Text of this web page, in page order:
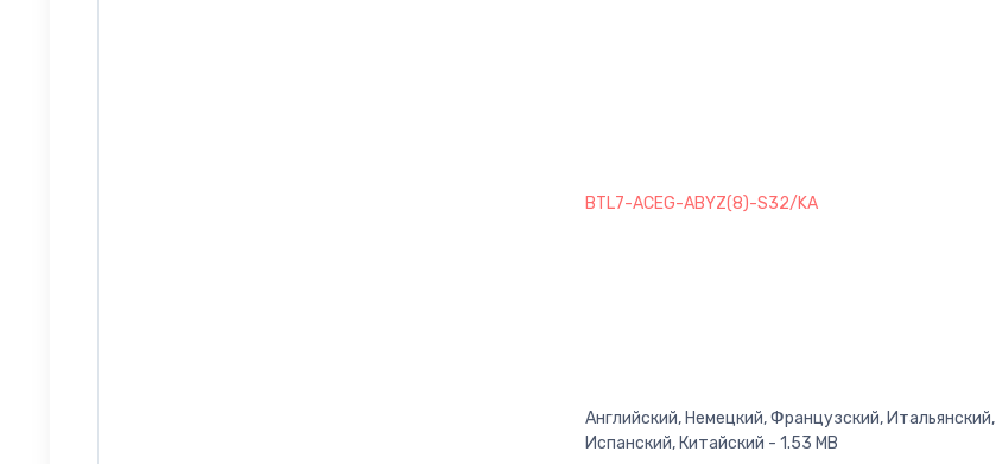
BTL7-ACEG-ABYZ(8)-S32/KA
Английский, Немецкий, Французский, Итальянский,
Испанский, Китайский - 1.53 MB